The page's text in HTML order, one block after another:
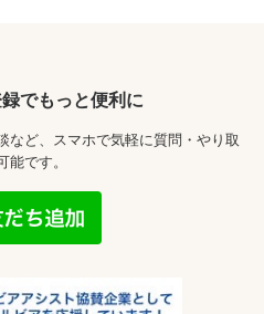
でもっと便利に
など、スマホで気軽に質問・やり取
能です。